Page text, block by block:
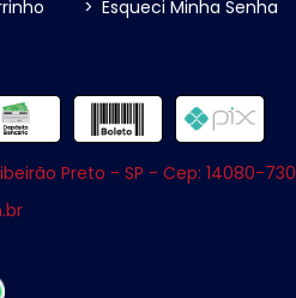
> Esqueci Minha Senha
Preto - SP - Cep: 14080-730